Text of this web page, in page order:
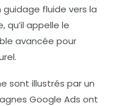
fluide vers la
appelle le
avancée pour
sont illustrés par un
Google Ads ont